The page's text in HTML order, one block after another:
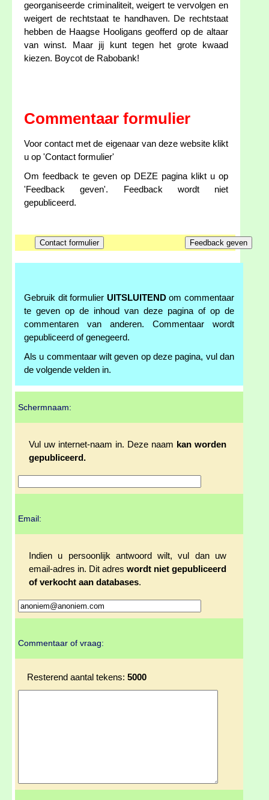
georganiseerde criminaliteit, weigert te vervolgen en
weigert de rechtstaat te handhaven. De rechtstaat
hebben de Haagse Hooligans geofferd op de altaar
van winst. Maar jij kunt tegen het grote kwaad
kiezen. Boycot de Rabobank!
Commentaar formulier
Voor contact met de eigenaar van deze website klikt
u op 'Contact formulier'
Om feedback te geven op DEZE pagina klikt u op
'Feedback geven'. Feedback wordt niet
gepubliceerd.
Gebruik dit formulier UITSLUITENDom commentaar
te geven op de inhoud van deze pagina of op de
commentaren van anderen. Commentaar wordt
gepubliceerd of genegeerd.
Als u commentaar wilt geven op deze pagina, vul dan
de volgende velden in.
Schermnaam:
Vul uw internet-naam in. Deze naam kan worden
gepubliceerd.
Email:
Indien u persoonlijk antwoord wilt, vul dan uw
email-adres in. Dit adres wordt niet gepubliceerd
of verkocht aan databases.
Commentaar of vraag:
Resterend aantal tekens: 5000